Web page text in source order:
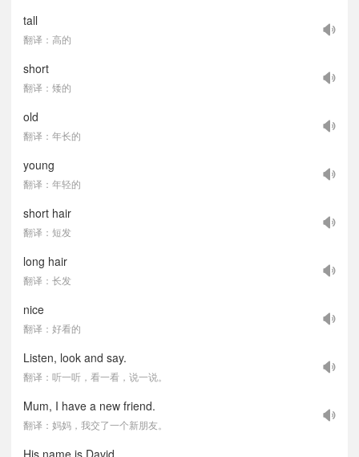
tall
翻译：高的
short
翻译：矮的
old
翻译：年长的
young
翻译：年轻的
short hair
翻译：短发
long hair
翻译：长发
nice
翻译：好看的
Listen, look and say.
翻译：听一听，看一看，说一说。
Mum, I have a new friend.
翻译：妈妈，我交了一个新朋友。
His name is David.